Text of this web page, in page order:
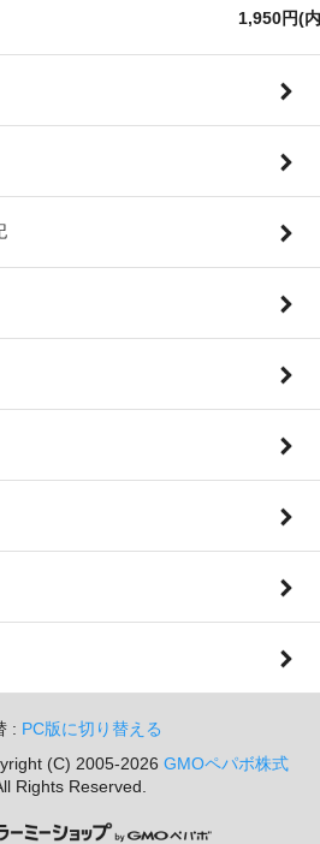
1,950円(
: PC版に切り替える
(C) 2005-2026 GMOペパボ株式
Rights Reserved.